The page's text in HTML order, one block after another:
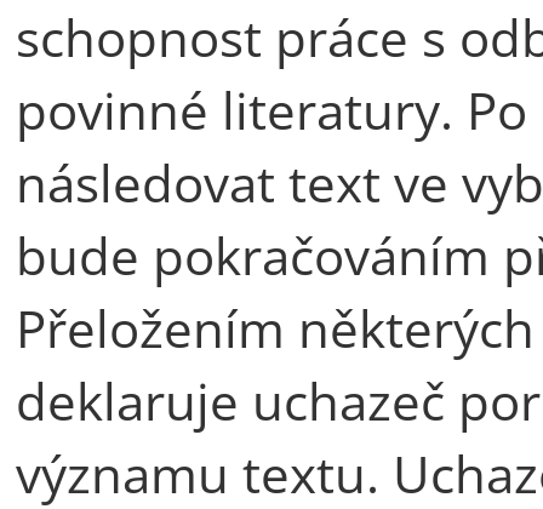
schopnost práce s
povinné literatury.
následovat text ve
bude pokračováním
Přeložením
deklaruje uchazeč
významu textu.